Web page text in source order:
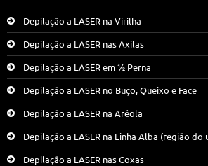
Depilação a LASER na Virilha
Depilação a LASER nas Axilas
Depilação a LASER em ½ Perna
Depilação a LASER no Buço, Queixo e Face
Depilação a LASER na Aréola
Depilação a LASER na Linha Alba (região do
Depilação a LASER nas Coxas